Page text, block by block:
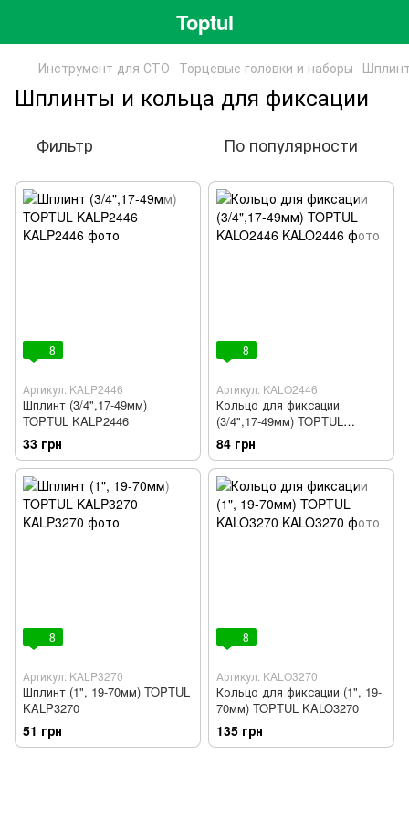
Toptul
Инструмент для СТО Торцевые головки и наборы
Шплинты и кольца для фиксации
Фильтр По популярности
8
Артикул: KALP2446
Шплинт (3/4",17-49мм)
TOPTUL KALP2446
33 грн
8
Артикул: KALO2446
Кольцо для фиксации
(3/4",17-49мм) TOPTUL
KALO2446
84 грн
8
Артикул: KALP3270
Шплинт (1", 19-70мм) TOPTUL
KALP3270
51 грн
8
Артикул: KALO3270
Кольцо для фиксации (1", 19-
70мм) TOPTUL KALO3270
135 грн